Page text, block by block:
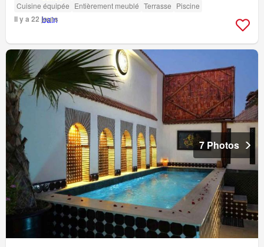
Cuisine équipée Entièrement meublé Terrasse Piscine
Il y a 22 jours
7 Photos